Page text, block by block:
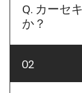
Q. カーセ
か？
備の一つだと
CANインベ
02